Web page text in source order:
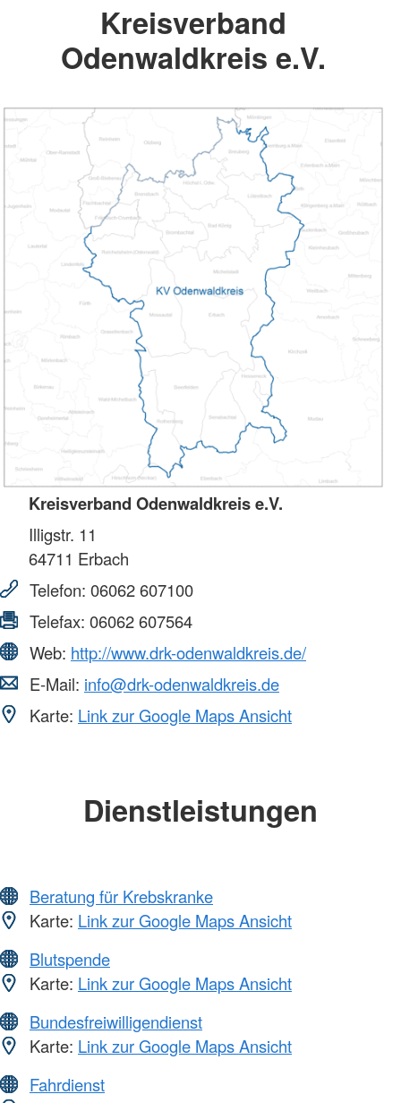
Kreisverband
Odenwaldkreis e.V.
Kreisverband Odenwaldkreis e.V.
Illigstr. 11
64711 Erbach
Telefon: 06062 607100
Telefax: 06062 607564
Web: http://www.drk-odenwaldkreis.de/
E-Mail: info@drk-odenwaldkreis.de
Karte: Link zur Google Maps Ansicht
Dienstleistungen
Beratung für Krebskranke
Karte: Link zur Google Maps Ansicht
Blutspende
Karte: Link zur Google Maps Ansicht
Bundesfreiwilligendienst
Karte: Link zur Google Maps Ansicht
Fahrdienst